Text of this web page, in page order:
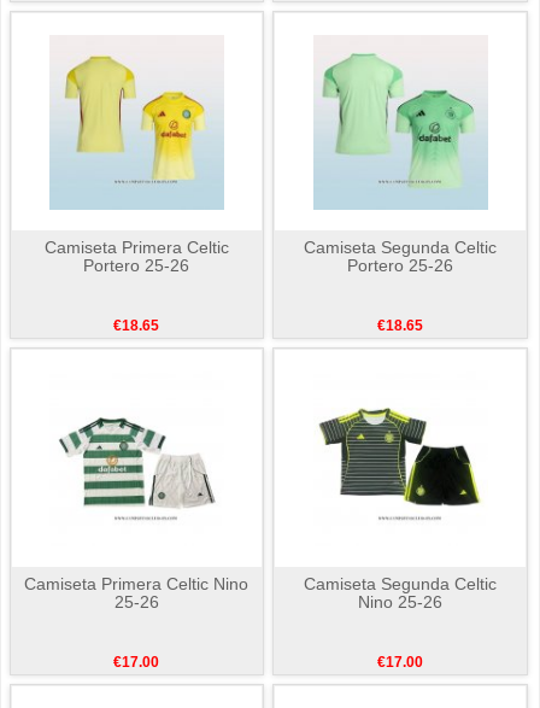
Camiseta Primera Celtic
Portero 25-26
€18.65
Camiseta Segunda Celtic
Portero 25-26
€18.65
Camiseta Primera Celtic Nino
25-26
€17.00
Camiseta Segunda Celtic
Nino 25-26
€17.00